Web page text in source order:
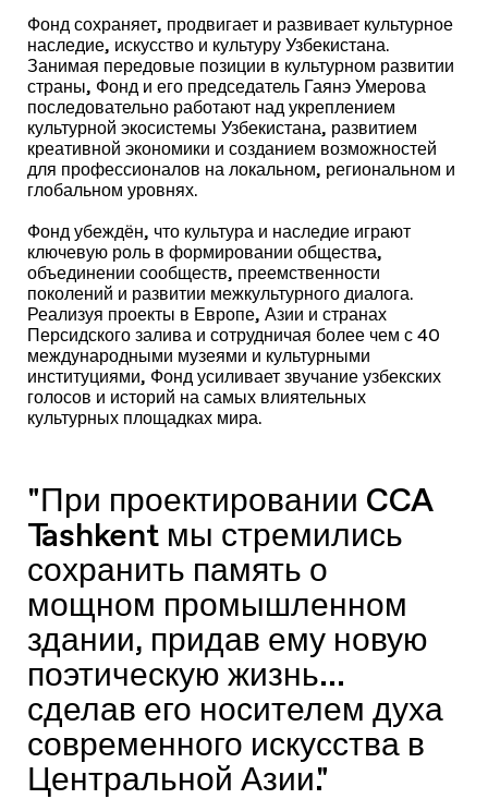
Фонд сохраняет, продвигает и развивает культурное
наследие, искусство и культуру Узбекистана.
Занимая передовые позиции в культурном развитии
страны, Фонд и его председатель Гаянэ Умерова
последовательно работают над укреплением
культурной экосистемы Узбекистана, развитием
креативной экономики и созданием возможностей
для профессионалов на локальном, региональном и
глобальном уровнях.
Фонд убеждён, что культура и наследие играют
ключевую роль в формировании общества,
объединении сообществ, преемственности
поколений и развитии межкультурного диалога.
Реализуя проекты в Европе, Азии и странах
Персидского залива и сотрудничая более чем с 40
международными музеями и культурными
институциями, Фонд усиливает звучание узбекских
голосов и историй на самых влиятельных
культурных площадках мира.
"При проектировании CCA
Tashkent мы стремились
сохранить память о
мощном промышленном
здании, придав ему новую
поэтическую жизнь...
сделав его носителем духа
современного искусства в
Центральной Азии."